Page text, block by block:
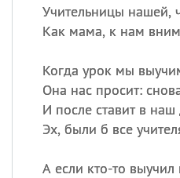
Учительницы нашей,
Как мама, к нам
Когда урок мы
Она нас просит:
И после ставит в
Эх, были б все
А если кто-то выучил